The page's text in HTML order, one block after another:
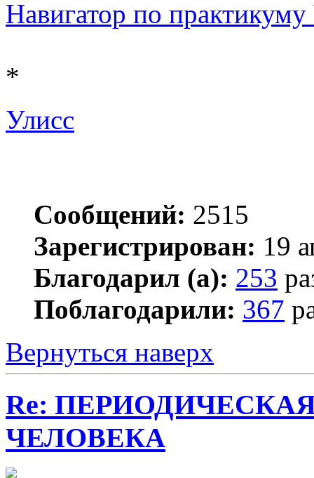
Навигатор по
*
Улисс
Сообщений: 2515
Зарегистрирован: 19
Благодарил (а): 253
Поблагодарили: 367
Вернуться наверх
Re:
ЧЕЛОВЕКА